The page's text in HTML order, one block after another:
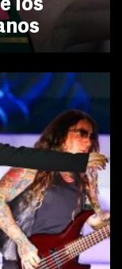
los